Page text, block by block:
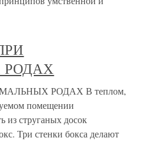
РОДАХ В теплом,
помещении
из струганых досок
Три стенки бокса делают